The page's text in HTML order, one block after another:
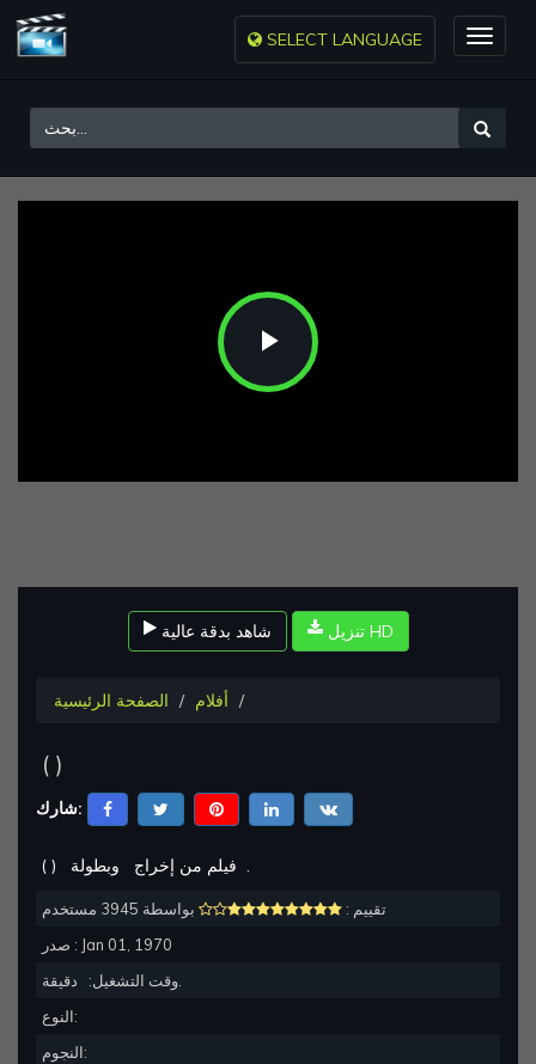
Toggle
SELECT LANGUAGE
Play
Video
شاهد بدقة عالية تنزيل HD
الصفحة الرئيسية أفلام
( )
شارك:
( ) فيلم من إخراج .
تقييم :
بواسطة 3945 مستخدم
صدر : Jan 01, 1970
وقت التشغيل:
النوع:
النجوم: